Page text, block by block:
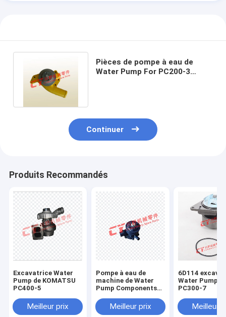
Pièces de pompe à eau de
Water Pump For PC200-3
Continuer
Produits Recommandés
Excavatrice Water
Pump de KOMATSU
PC400-5
Meilleur prix
Pompe à eau de
machine de Water
Pump Components
R200-5 6BT5.9 pour
Hyundai
Meilleur prix
6D114
Water Pump
PC300-7
Meilleur